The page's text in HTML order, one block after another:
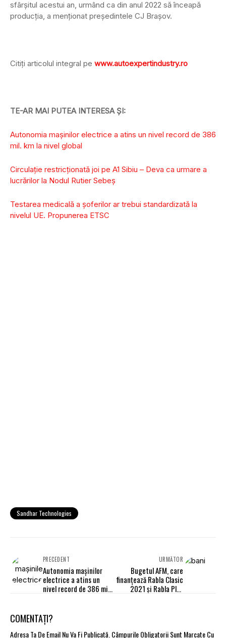
sfârşitul acestui an, urmând ca din anul 2022 să înceapă
producţia, a menţionat preşedintele CJ Braşov.
Citiți articolul integral pe www.autoexpertindustry.ro
TE-AR MAI PUTEA INTERESA ȘI:
Autonomia mașinilor electrice a atins un nivel record de 386
mil. km la nivel global
Circulaţie restricţionată joi pe A1 Sibiu – Deva ca urmare a
lucrărilor la Nodul Rutier Sebeş
Testarea medicală a șoferilor ar trebui standardizată la
nivelul UE. Propunerea ETSC
Sandhar Technologies
PRECEDENT
Autonomia mașinilor
electrice a atins un
nivel record de 386 mil.
URMĂTOR
Bugetul AFM, care
finanțează Rabla Clasic
2021 și Rabla Plus
COMENTAȚI?
Adresa Ta De Email Nu Va Fi Publicată.Câmpurile Obligatorii Sunt Marcate Cu